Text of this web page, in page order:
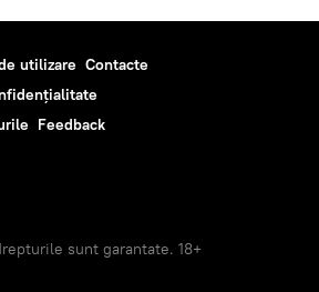
utilizare Contacte
Feedback
sunt garantate. 18+